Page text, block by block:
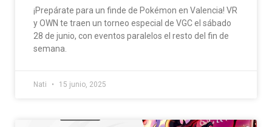
¡Prepárate para un finde de Pokémon en Valencia! VR
y OWN te traen un torneo especial de VGC el sábado
28 de junio, con eventos paralelos el resto del fin de
semana.
Nati 15 junio, 2025